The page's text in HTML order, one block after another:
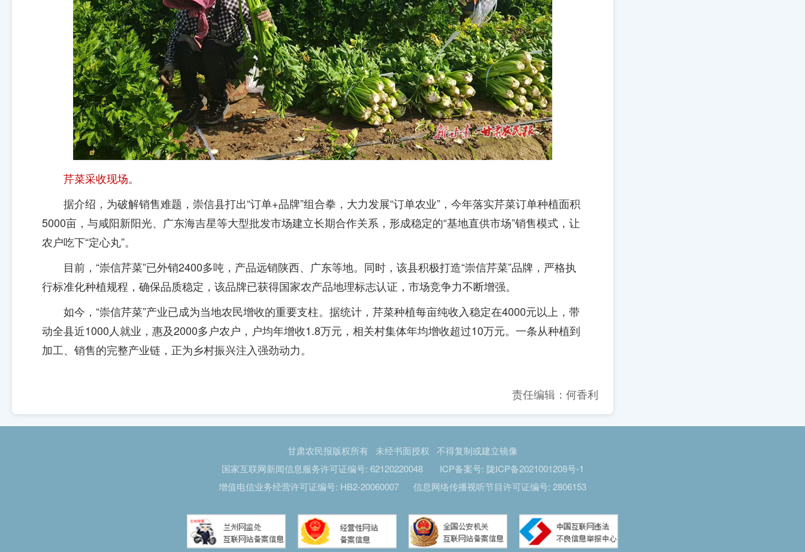
芹菜采收现场。
据介绍，为破解销售难题，崇信县打出“订单+品牌”组合拳，大力发展“订单农业”，今年落实芹菜订单种植面积
5000亩，与咸阳新阳光、广东海吉星等大型批发市场建立长期合作关系，形成稳定的“基地直供市场”销售模式，让
农户吃下“定心丸”。
目前，“崇信芹菜”已外销2400多吨，产品远销陕西、广东等地。同时，该县积极打造“崇信芹菜”品牌，严格执
行标准化种植规程，确保品质稳定，该品牌已获得国家农产品地理标志认证，市场竞争力不断增强。
如今，“崇信芹菜”产业已成为当地农民增收的重要支柱。据统计，芹菜种植每亩纯收入稳定在4000元以上，带
动全县近1000人就业，惠及2000多户农户，户均年增收1.8万元，相关村集体年均增收超过10万元。一条从种植到
加工、销售的完整产业链，正为乡村振兴注入强劲动力。
责任编辑：何香利
甘肃农民报版权所有 未经书面授权 不得复制或建立镜像
国家互联网新闻信息服务许可证编号: 62120220048 ICP备案号: 陇ICP备2021001208号-1
增值电信业务经营许可证编号: HB2-20060007 信息网络传播视听节目许可证编号: 2806153